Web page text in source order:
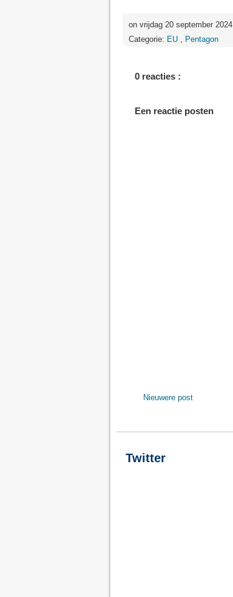
on vrijdag 20 september 2024
Categorie: EU Pentagon
0 reacties :
Een reactie posten
Nieuwere post
Twitter